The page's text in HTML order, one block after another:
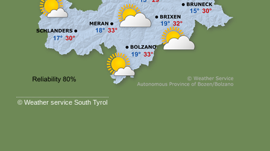
© Weather service South Tyrol